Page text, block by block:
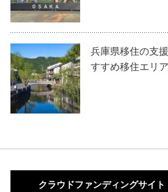
兵庫県移住の支
すすめ移住エリ
クラウドファンディングサイト